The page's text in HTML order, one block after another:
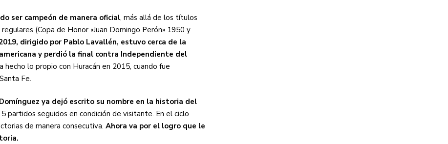
ser campeón de manera oficial, más allá de los títulos
(Copa de Honor «Juan Domingo Perón» 1950 y
dirigido por Pablo Lavallén, estuvo cerca de la
y perdió la final contra Independiente del
hecho lo propio con Huracán en 2015, cuando fue
Fe.
ya dejó escrito su nombre en la historia del
partidos seguidos en condición de visitante. En el ciclo
de manera consecutiva. Ahora va por el logro que le